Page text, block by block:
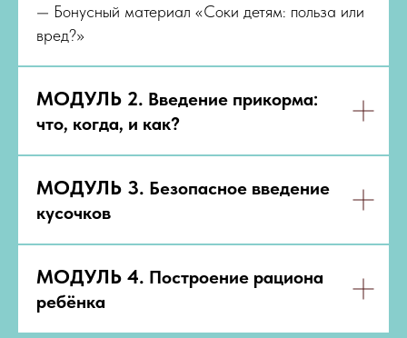
— Бонусный материал «Соки детям: польза или
вред?»
МОДУЛЬ 2. Введение прикорма:
что, когда, и как?
МОДУЛЬ 3. Безопасное введение
кусочков
МОДУЛЬ 4. Построение рациона
ребёнка